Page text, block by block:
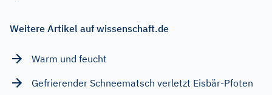
Weitere Artikel auf wissenschaft.de
Warm und feucht
Gefrierender Schneematsch verletzt Eisbär-Pfoten